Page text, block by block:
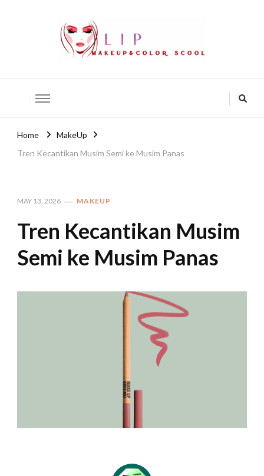
Home
MakeUp
Tren Kecantikan Musim Semi ke Musim Panas
MAY 13, 2026 MAKEUP
Tren Kecantikan Musim
Semi ke Musim Panas